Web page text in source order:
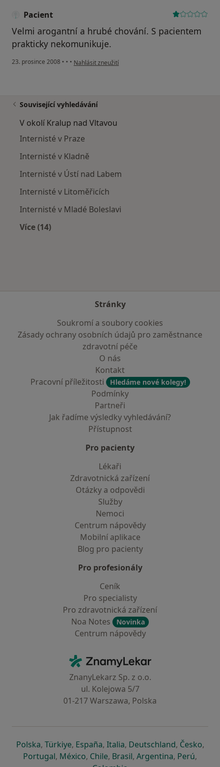
Pacient
Velmi arogantní a hrubé chování. S pacientem
prakticky nekomunikuje.
23. prosince 2008 • • • podle názoru uživatele Pacient
Nahlásit zneužití
Související vyhledávání
V okolí Kralup nad Vltavou
Internisté v Praze
Internisté v Kladně
Internisté v Ústí nad Labem
Internisté v Litoměřicích
Internisté v Mladé Boleslavi
Více (14)
Stránky
Soukromí a soubory cookies
Zásady ochrany osobních údajů pro zaměstnance
zdravotní péče
O nás
Kontakt
Pracovní příležitosti
Hledáme nové kolegy!
Podmínky
Partneři
Jak řadíme výsledky vyhledávání?
Přístupnost
Pro pacienty
Lékaři
Zdravotnická zařízení
Otázky a odpovědi
Služby
Nemoci
Centrum nápovědy
Mobilní aplikace
Blog pro pacienty
Pro profesionály
Ceník
Pro specialisty
Pro zdravotnická zařízení
Noa Notes
Novinka
Centrum nápovědy
ZnamyLekar - Hlavní stránka
ZnanyLekarz Sp. z o.o.
ul. Kolejowa 5/7
01-217 Warszawa, Polska
Polskase otevře v nové záložce
, Türkiyese otevře v nové záložce
, Españase otevře v nové záložce
, Italiase otevře v nové záložce
, Deutschlandse otevře v
, Českose
,
Portugalse otevře v nové záložce
, Méxicose otevře v nové záložce
, Chilese otevře v nové záložce
, Brasilse otevře v nové
, Argentinase otevře v
, Perúse
,